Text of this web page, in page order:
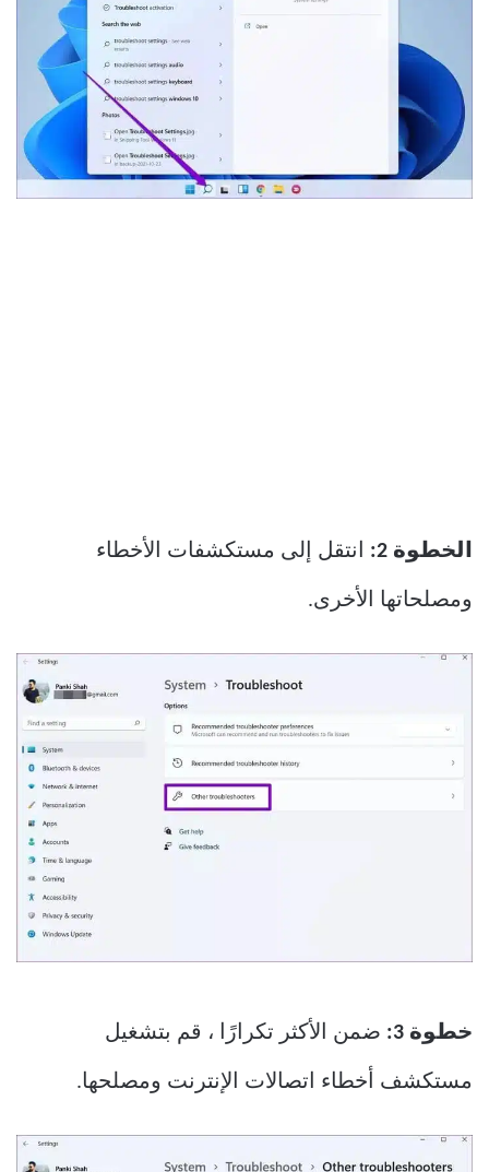
الخطوة 2: انتقل إلى مستكشفات الأخطاء
ومصلحاتها الأخرى.
خطوة 3: ضمن الأكثر تكرارًا ، قم بتشغيل
مستكشف أخطاء اتصالات الإنترنت ومصلحها.